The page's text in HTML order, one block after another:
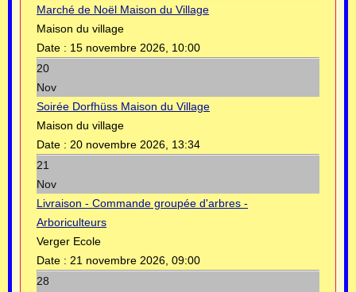
Marché de Noël Maison du Village
Maison du village
Date : 15 novembre 2026, 10:00
20
Nov
Soirée Dorfhüss Maison du Village
Maison du village
Date : 20 novembre 2026, 13:34
21
Nov
Livraison - Commande groupée d'arbres -
Arboriculteurs
Verger Ecole
Date : 21 novembre 2026, 09:00
28